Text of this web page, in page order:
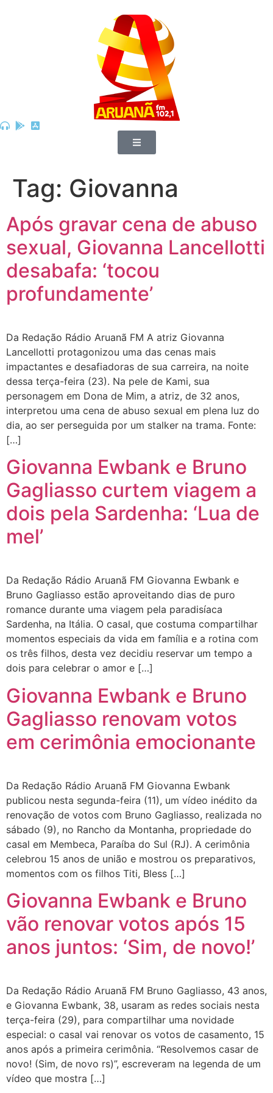
Tag: Giovanna
Após gravar cena de abuso
sexual, Giovanna Lancellotti
desabafa: ‘tocou
profundamente’
Da Redação Rádio Aruanã FM A atriz Giovanna
Lancellotti protagonizou uma das cenas mais
impactantes e desafiadoras de sua carreira, na noite
dessa terça-feira (23). Na pele de Kami, sua
personagem em Dona de Mim, a atriz, de 32 anos,
interpretou uma cena de abuso sexual em plena luz do
dia, ao ser perseguida por um stalker na trama. Fonte:
[…]
Giovanna Ewbank e Bruno
Gagliasso curtem viagem a
dois pela Sardenha: ‘Lua de
mel’
Da Redação Rádio Aruanã FM Giovanna Ewbank e
Bruno Gagliasso estão aproveitando dias de puro
romance durante uma viagem pela paradisíaca
Sardenha, na Itália. O casal, que costuma compartilhar
momentos especiais da vida em família e a rotina com
os três filhos, desta vez decidiu reservar um tempo a
dois para celebrar o amor e […]
Giovanna Ewbank e Bruno
Gagliasso renovam votos
em cerimônia emocionante
Da Redação Rádio Aruanã FM Giovanna Ewbank
publicou nesta segunda-feira (11), um vídeo inédito da
renovação de votos com Bruno Gagliasso, realizada no
sábado (9), no Rancho da Montanha, propriedade do
casal em Membeca, Paraíba do Sul (RJ). A cerimônia
celebrou 15 anos de união e mostrou os preparativos,
momentos com os filhos Titi, Bless […]
Giovanna Ewbank e Bruno
vão renovar votos após 15
anos juntos: ‘Sim, de novo!’
Da Redação Rádio Aruanã FM Bruno Gagliasso, 43 anos,
e Giovanna Ewbank, 38, usaram as redes sociais nesta
terça-feira (29), para compartilhar uma novidade
especial: o casal vai renovar os votos de casamento, 15
anos após a primeira cerimônia. “Resolvemos casar de
novo! (Sim, de novo rs)”, escreveram na legenda de um
vídeo que mostra […]